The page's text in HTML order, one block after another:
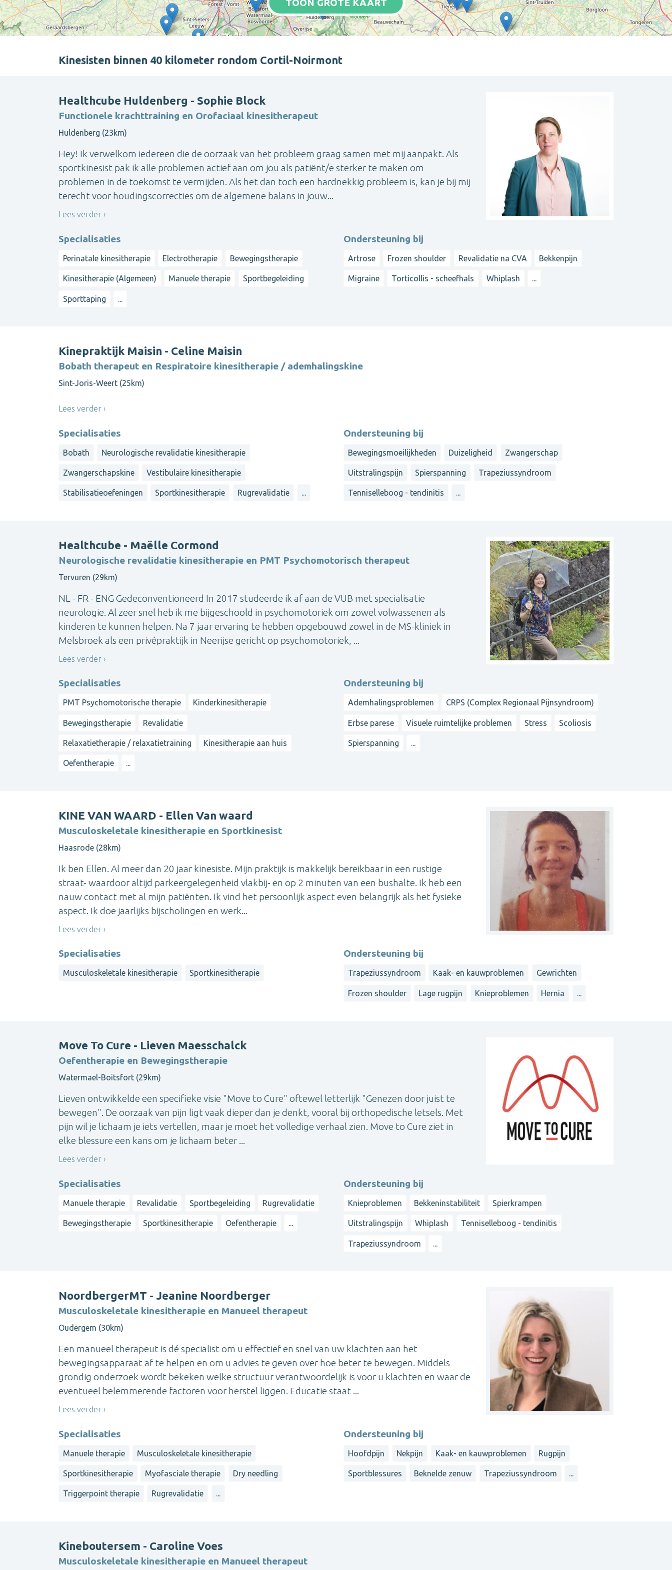
TOON GROTE KAART
Kinesisten binnen 40 kilometer rondom Cortil-Noirmont
Healthcube Huldenberg - Sophie Block
Functionele krachttraining en Orofaciaal kinesitherapeut
Huldenberg (23km)
Hey! Ik verwelkom iedereen die de oorzaak van het probleem graag samen met mij aanpakt. Als
sportkinesist pak ik alle problemen actief aan om jou als patiënt/e sterker te maken om
problemen in de toekomst te vermijden. Als het dan toch een hardnekkig probleem is, kan je bij mij
terecht voor houdingscorrecties om de algemene balans in jouw...
Lees verder
Specialisaties
Perinatale kinesitherapie Electrotherapie Bewegingstherapie
Kinesitherapie (Algemeen) Manuele therapie Sportbegeleiding
Sporttaping
Ondersteuning bij
Artrose Frozen shoulder Revalidatie na CVA Bekkenpijn
Migraine Torticollis - scheefhals Whiplash ...
Kinepraktijk Maisin - Celine Maisin
Bobath therapeut en Respiratoire kinesitherapie / ademhalingskine
Sint-Joris-Weert (25km)
Lees verder
Specialisaties
Bobath Neurologische revalidatie kinesitherapie
Zwangerschapskine Vestibulaire kinesitherapie
Stabilisatieoefeningen Sportkinesitherapie Rugrevalidatie ...
Ondersteuning bij
Bewegingsmoeilijkheden Duizeligheid Zwangerschap
Uitstralingspijn Spierspanning Trapeziussyndroom
Tenniselleboog - tendinitis ...
Healthcube - Maëlle Cormond
Neurologische revalidatie kinesitherapie en PMT Psychomotorisch therapeut
Tervuren (29km)
NL - FR - ENG Gedeconventioneerd In 2017 studeerde ik af aan de VUB met specialisatie
neurologie. Al zeer snel heb ik me bijgeschoold in psychomotoriek om zowel volwassenen als
kinderen te kunnen helpen. Na 7 jaar ervaring te hebben opgebouwd zowel in de MS-kliniek in
Melsbroek als een privépraktijk in Neerijse gericht op psychomotoriek, ...
Lees verder
Specialisaties
PMT Psychomotorische therapie Kinderkinesitherapie
Bewegingstherapie Revalidatie
Relaxatietherapie / relaxatietraining Kinesitherapie aan huis
Oefentherapie ...
Ondersteuning bij
Ademhalingsproblemen CRPS (Complex Regionaal Pijnsyndroom)
Erbse parese Visuele ruimtelijke problemen Stress Scoliosis
Spierspanning ...
KINE VAN WAARD - Ellen Van waard
Musculoskeletale kinesitherapie en Sportkinesist
Haasrode (28km)
Ik ben Ellen. Al meer dan 20 jaar kinesiste. Mijn praktijk is makkelijk bereikbaar in een rustige
straat- waardoor altijd parkeergelegenheid vlakbij- en op 2 minuten van een bushalte. Ik heb een
nauw contact met al mijn patiënten. Ik vind het persoonlijk aspect even belangrijk als het fysieke
aspect. Ik doe jaarlijks bijscholingen en werk...
Lees verder
Specialisaties
Musculoskeletale kinesitherapie Sportkinesitherapie
Ondersteuning bij
Trapeziussyndroom Kaak- en kauwproblemen Gewrichten
Frozen shoulder Lage rugpijn Knieproblemen Hernia ...
Move To Cure - Lieven Maesschalck
Oefentherapie en Bewegingstherapie
Watermael-Boitsfort (29km)
Lieven ontwikkelde een specifieke visie "Move to Cure" oftewel letterlijk "Genezen door juist te
bewegen". De oorzaak van pijn ligt vaak dieper dan je denkt, vooral bij orthopedische letsels. Met
pijn wil je lichaam je iets vertellen, maar je moet het volledige verhaal zien. Move to Cure ziet in
elke blessure een kans om je lichaam beter ...
Lees verder
Specialisaties
Manuele therapie Revalidatie Sportbegeleiding Rugrevalidatie
Bewegingstherapie Sportkinesitherapie Oefentherapie ...
Ondersteuning bij
Knieproblemen Bekkeninstabiliteit Spierkrampen
Uitstralingspijn Whiplash Tenniselleboog - tendinitis
Trapeziussyndroom
NoordbergerMT - Jeanine Noordberger
Musculoskeletale kinesitherapie en Manueel therapeut
Oudergem (30km)
Een manueel therapeut is dé specialist om u effectief en snel van uw klachten aan het
bewegingsapparaat af te helpen en om u advies te geven over hoe beter te bewegen. Middels
grondig onderzoek wordt bekeken welke structuur verantwoordelijk is voor u klachten en waar de
eventueel belemmerende factoren voor herstel liggen. Educatie staat ...
Lees verder
Specialisaties
Manuele therapie Musculoskeletale kinesitherapie
Sportkinesitherapie Myofasciale therapie Dry needling
Triggerpoint therapie Rugrevalidatie ...
Ondersteuning bij
Hoofdpijn Nekpijn Kaak- en kauwproblemen Rugpijn
Sportblessures Beknelde zenuw Trapeziussyndroom ...
Kineboutersem - Caroline Voes
Musculoskeletale kinesitherapie en Manueel therapeut